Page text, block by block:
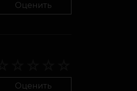
Оценить
Оценить